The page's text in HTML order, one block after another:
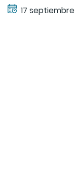
17 septiembre